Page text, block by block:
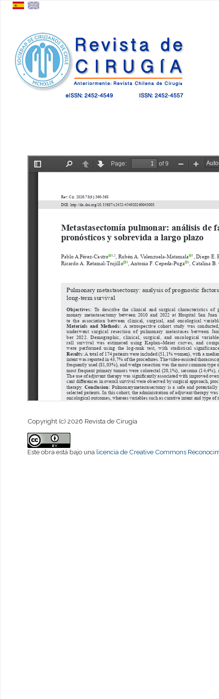
Copyright (c) 2026 Revista de Cirugía
Este obra está bajo una licencia de Creative Commons